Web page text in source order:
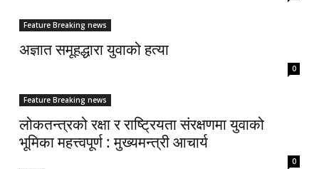
Feature Breaking news
अज्ञात समूहद्धारा युवाको हत्या
0
Feature Breaking news
लोकतन्त्रको रक्षा र राष्ट्रियता संरक्षणमा युवाको
भूमिका महत्त्वपूर्ण : मुख्यमन्त्री आचार्य
0